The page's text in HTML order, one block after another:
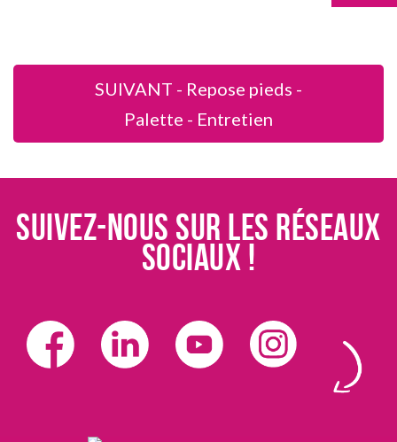
SUIVANT - Repose pieds -
Palette - Entretien
Suivez-nous sur les réseaux
sociaux !